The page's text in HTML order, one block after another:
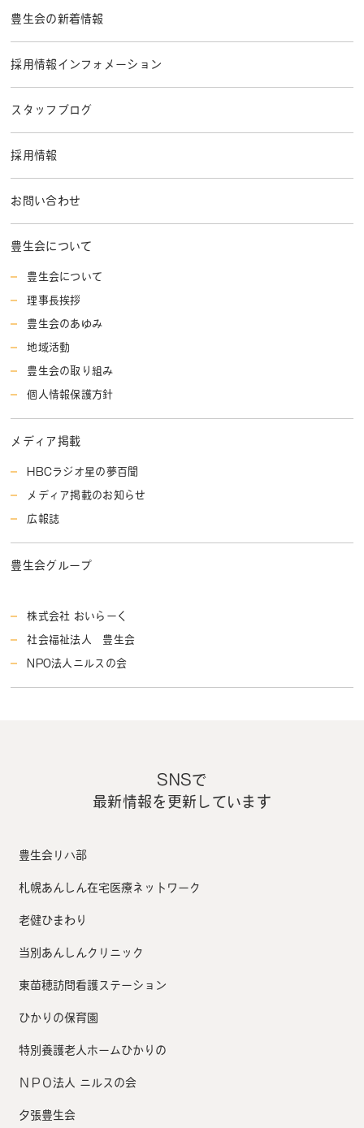
豊生会の新着情報
採用情報インフォメーション
スタッフブログ
採用情報
お問い合わせ
豊生会について
豊生会について
理事長挨拶
豊生会のあゆみ
地域活動
豊生会の取り組み
個人情報保護方針
メディア掲載
HBCラジオ星の夢百聞
メディア掲載のお知らせ
広報誌
豊生会グループ
株式会社 おいらーく
社会福祉法人 豊生会
NPO法人ニルスの会
SNSで
最新情報を更新しています
豊生会リハ部
札幌あんしん在宅医療ネットワーク
老健ひまわり
当別あんしんクリニック
東苗穂訪問看護ステーション
ひかりの保育園
特別養護老人ホームひかりの
ＮＰＯ法人 ニルスの会
夕張豊生会